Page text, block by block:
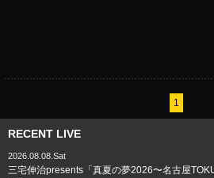
1
RECENT LIVE
2026.08.08.Sat
三宅伸治presents「真夏の夢2026〜名古屋